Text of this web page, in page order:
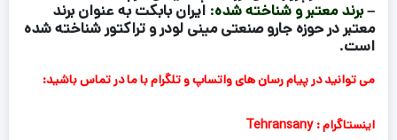
–برند معتبر و شناخته شده: ایران بابکت به عنوان برند
معتبر در حوزه جارو صنعتی مینی لودر و تراکتور شناخته شده
است.
می توانید در پیام رسان های واتساپ و تلگرام با ما در تماس باشید:
اینستاگرام : Tehransany